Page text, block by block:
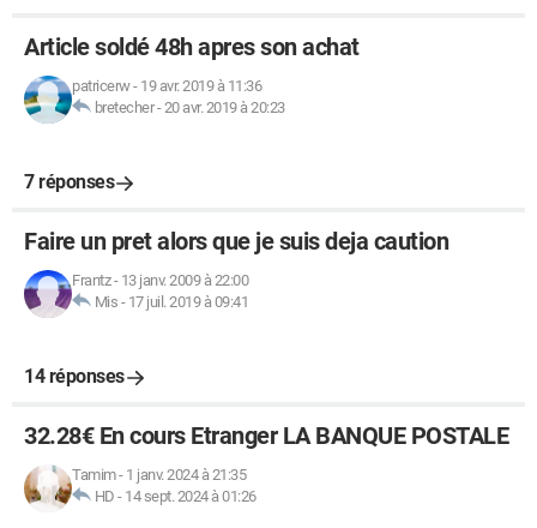
Article soldé 48h apres son achat
patricerw- 19 avr. 2019 à 11:36
bretecher-20 avr. 2019 à 20:23
7 réponses
Faire un pret alors que je suis deja caution
Frantz- 13 janv. 2009 à 22:00
Mis - 17 juil. 2019 à 09:41
14 réponses
32.28€ En cours Etranger LA BANQUE POSTALE
Tamim- 1 janv. 2024 à 21:35
HD - 14 sept. 2024 à 01:26